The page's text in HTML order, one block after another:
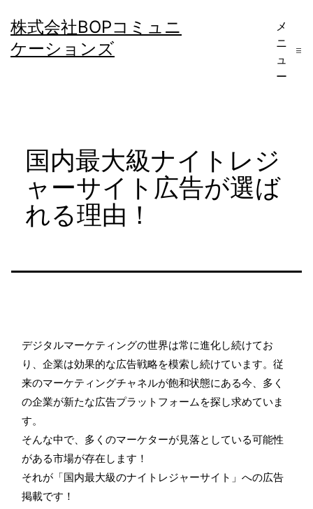
ン
テ
株式会社BOPコミュニ
ケーションズ
メ
ニ
ュ
ー
国内最大級ナイトレジ
ャーサイト広告が選ば
れる理由！
デジタルマーケティングの世界は常に進化し続けてお
り、企業は効果的な広告戦略を模索し続けています。従
来のマーケティングチャネルが飽和状態にある今、多く
の企業が新たな広告プラットフォームを探し求めていま
す。
そんな中で、多くのマーケターが見落としている可能性
がある市場が存在します！
それが「国内最大級のナイトレジャーサイト」への広告
掲載です！